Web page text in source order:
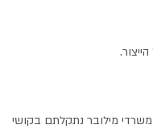
מילובר נתקלתם בקושי